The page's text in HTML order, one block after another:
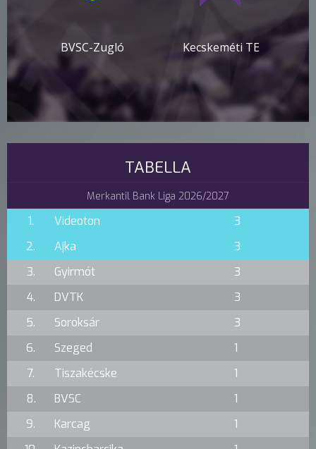
BVSC-Zugló Kecskeméti TE
TABELLA
Merkantil Bank Liga 2026/2027
1. Videoton
3
2.
Ajka
3
3.
Gyirmót
3
4.
DVTK
3
5.
Soroksár
3
6.
Szeged
1
7.
Tiszakécske
1
8.
BVSC
1
9.
Karcag
1